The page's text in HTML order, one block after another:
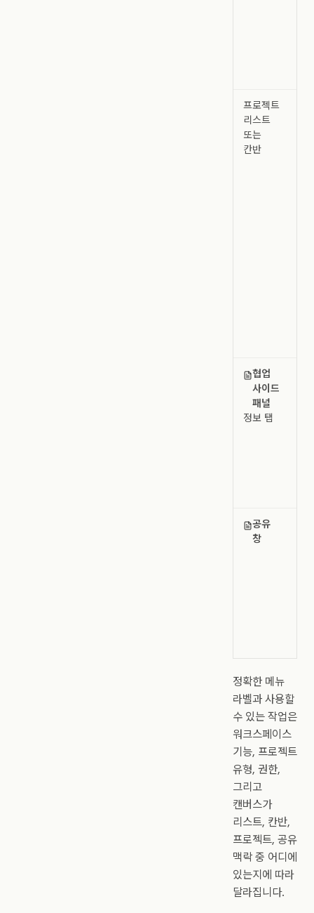
프로젝트
리스트
또는
칸반
협업
사이드
패널
정보 탭
공유
창
정확한 메뉴
라벨과 사용할
수 있는 작업은
워크스페이스
기능, 프로젝트
유형, 권한,
그리고
캔버스가
리스트, 칸반,
프로젝트, 공유
맥락 중 어디에
있는지에 따라
달라집니다.